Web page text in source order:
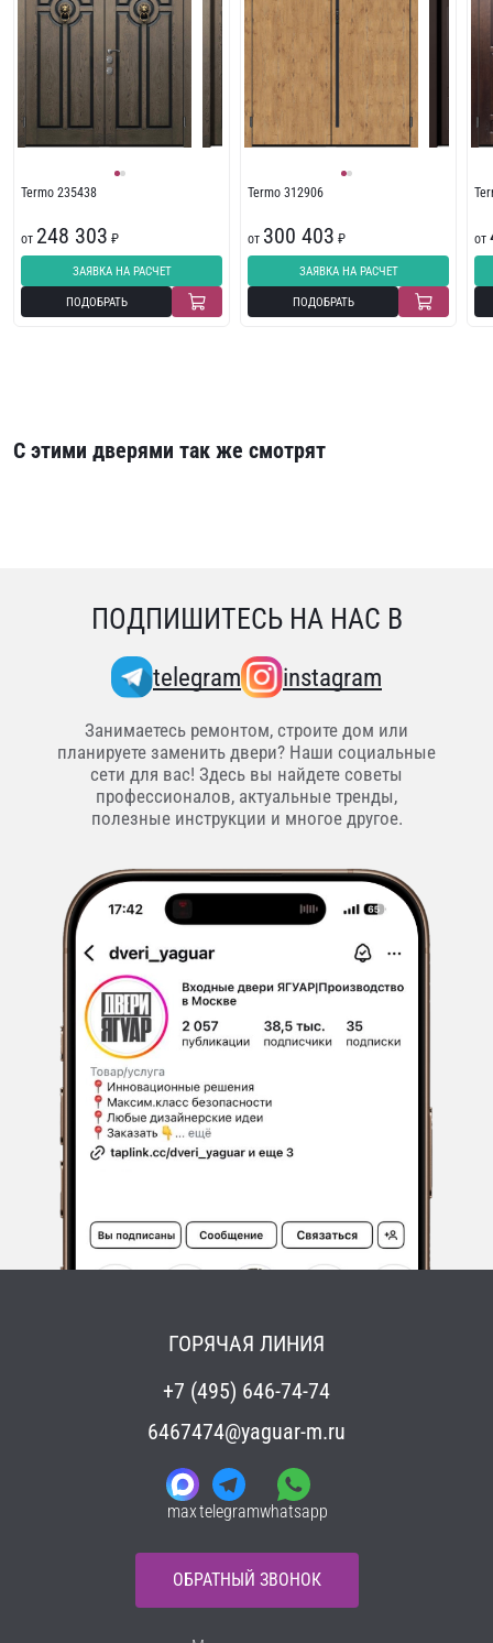
Termo 235438
от 248 303 ₽
ЗАЯВКА НА РАСЧЕТ
ПОДОБРАТЬ
Termo 312906
от 300 403 ₽
ЗАЯВКА НА РАСЧЕТ
ПОДОБРАТЬ
от
С этими дверями так же смотрят
ПОДПИШИТЕСЬ НА НАС В
telegram instagram
Занимаетесь ремонтом, строите дом или
планируете заменить двери? Наши социальные
сети для вас! Здесь вы найдете советы
профессионалов, актуальные тренды,
полезные инструкции и многое другое.
ГОРЯЧАЯ ЛИНИЯ
+7 (495) 646-74-74
6467474@yaguar-m.ru
maxtelegramwhatsapp
ОБРАТНЫЙ ЗВОНОК